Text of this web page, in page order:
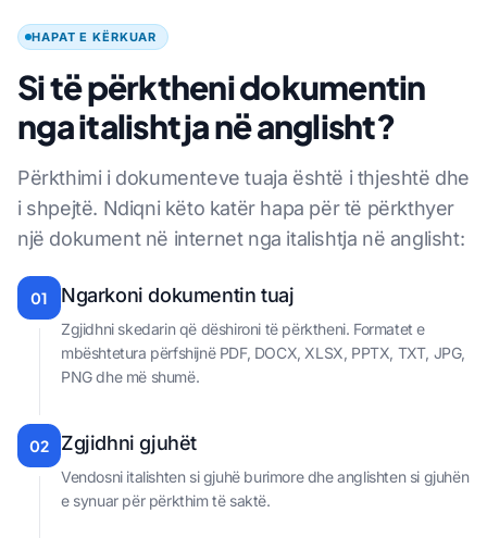
HAPAT E KËRKUAR
Si të përktheni dokumentin
nga italishtja në anglisht?
Përkthimi i dokumenteve tuaja është i thjeshtë dhe
i shpejtë. Ndiqni këto katër hapa për të përkthyer
një dokument në internet nga italishtja në anglisht:
01 Ngarkoni dokumentin tuaj
Zgjidhni skedarin që dëshironi të përktheni. Formatet e
mbështetura përfshijnë PDF, DOCX, XLSX, PPTX, TXT, JPG,
PNG dhe më shumë.
02 Zgjidhni gjuhët
Vendosni italishten si gjuhë burimore dhe anglishten si gjuhën
e synuar për përkthim të saktë.